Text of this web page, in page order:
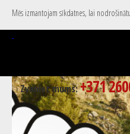
Mēs izmantojam sīkdatnes, lai
Zvaniet mums:+371